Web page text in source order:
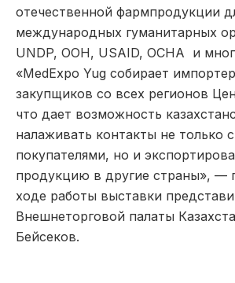
отечественной фармпродукции
международных гуманитарных
UNDP, ООН, USAID, OCHA и
«MedExpo Yug собирает
закупщиков со всех регионов
что дает возможность
налаживать контакты не только
покупателями, но и
продукцию в другие страны», —
ходе работы выставки
Внешнеторговой палаты
Бейсеков.